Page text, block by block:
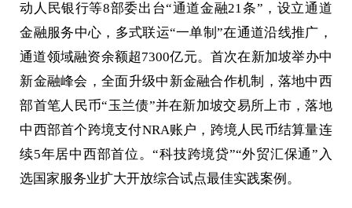
动人民银行等8部委出台“通道金融21条”，设立通道
金融服务中心，多式联运“一单制”在通道沿线推广，
通道领域融资余额超7300亿元。首次在新加坡举办中
新金融峰会，全面升级中新金融合作机制，落地中西
部首笔人民币“玉兰债”并在新加坡交易所上市，落地
中西部首个跨境支付NRA账户，跨境人民币结算量连
续5年居中西部首位。“科技跨境贷”“外贸汇保通”入
选国家服务业扩大开放综合试点最佳实践案例。